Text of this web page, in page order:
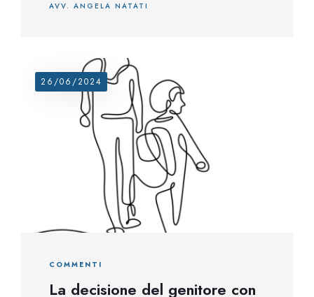
AVV. ANGELA NATATI
26/06/2024
COMMENTI
La decisione del genitore con